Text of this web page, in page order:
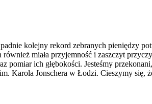
kolejny rekord zebranych pieniędzy
miała przyjemność i zaszczyt
pomiar ich głębokości. Jesteśmy
Karola Jonschera w Łodzi. Cieszymy